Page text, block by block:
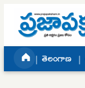
Skip to content
తెలంగాణ